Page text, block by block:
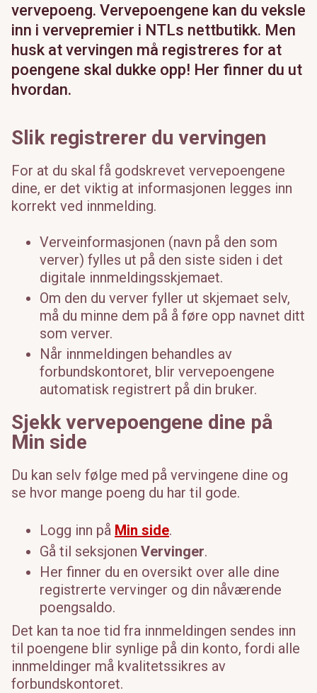
vervepoeng. Vervepoengene kan du veksle
inn i vervepremier i NTLs nettbutikk. Men
husk at vervingen må registreres for at
poengene skal dukke opp! Her finner du ut
hvordan.
Slik registrerer du vervingen
For at du skal få godskrevet vervepoengene
dine, er det viktig at informasjonen legges inn
korrekt ved innmelding.
Verveinformasjonen (navn på den som
verver) fylles ut på den siste siden i det
digitale innmeldingsskjemaet.
Om den du verver fyller ut skjemaet selv,
må du minne dem på å føre opp navnet ditt
som verver.
Når innmeldingen behandles av
forbundskontoret, blir vervepoengene
automatisk registrert på din bruker.
Sjekk vervepoengene dine på
Min side
Du kan selv følge med på vervingene dine og
se hvor mange poeng du har til gode.
Logg inn på Min side.
Gå til seksjonen Vervinger.
Her finner du en oversikt over alle dine
registrerte vervinger og din nåværende
poengsaldo.
Det kan ta noe tid fra innmeldingen sendes inn
til poengene blir synlige på din konto, fordi alle
innmeldinger må kvalitetssikres av
forbundskontoret.